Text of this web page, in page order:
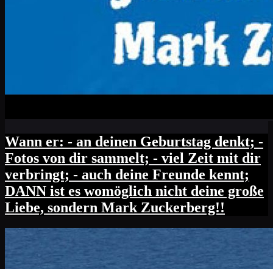
Wann er: - an deinen Geburtstag denkt; -
Fotos von dir sammelt; - viel Zeit mit dir
verbringt; - auch deine Freunde kennt;
DANN ist es womöglich nicht deine große
Liebe, sondern Mark Zuckerberg!!